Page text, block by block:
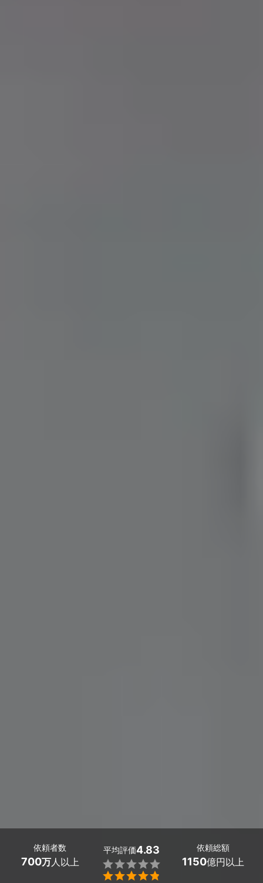
依頼者数
700万人以上
平均評価4.83


依頼総額
1150億円以上